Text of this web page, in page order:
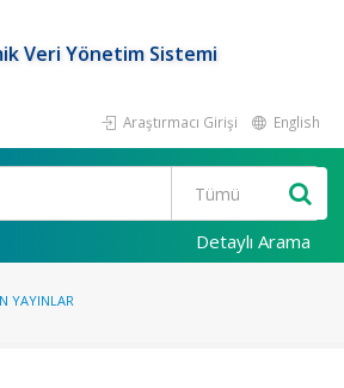
Veri Yönetim Sistemi
Araştırmacı Girişi English
Detaylı Arama
YAYINLAR